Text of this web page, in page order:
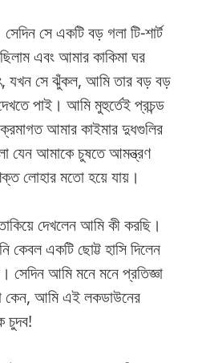
সে একটি বড় গলা টি-শার্ট
এবং আমার কাকিমা ঘর
যখন সে ঝুঁকল, আমি তার বড় বড়
পাই। আমি মুহুর্তেই প্রচন্ড
আমার কাইমার দুধগুলির
যেন আমাকে চুষতে আমন্ত্রণ
লোহার মতো হয়ে যায়।
দেখলেন আমি কী করছি।
কেবল একটি ছোট্ট হাসি দিলেন
সেদিন আমি মনে মনে প্রতিজ্ঞা
কেন, আমি এই লকডাউনের
চুদব!